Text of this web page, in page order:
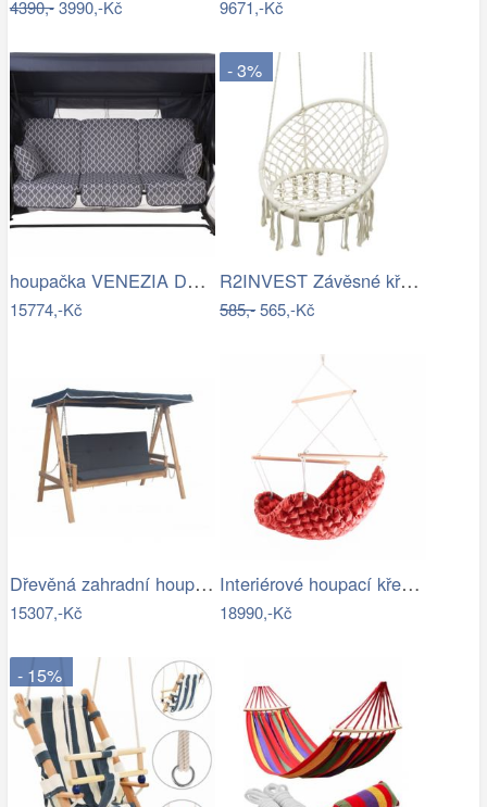
4390,-3990,-Kč 9671,-Kč
houpačka VENEZIA Dajar
15774,-Kč
- 3%
R2INVEST Závěsné křeslo s třásněmi…
585,-565,-Kč
Dřevěná zahradní houpačka - VGD
15307,-Kč
Interiérové houpací křeslo Swingy In…
18990,-Kč
- 15%